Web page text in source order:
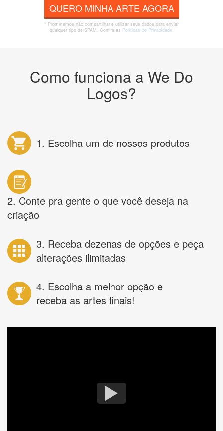
QUERO MINHA ARTE AGORA
* Prometemos não compartilhar e utilizar seus dados para enviar
qualquer tipo de SPAM. Confira as Políticas de Privacidade.
Como funciona a We Do
Logos?
1. Escolha um de nossos produtos
2. Conte pra gente o que você deseja na
criação
3. Receba dezenas de opções e peça
alterações ilimitadas
4. Escolha a melhor opção e
receba as artes finais!